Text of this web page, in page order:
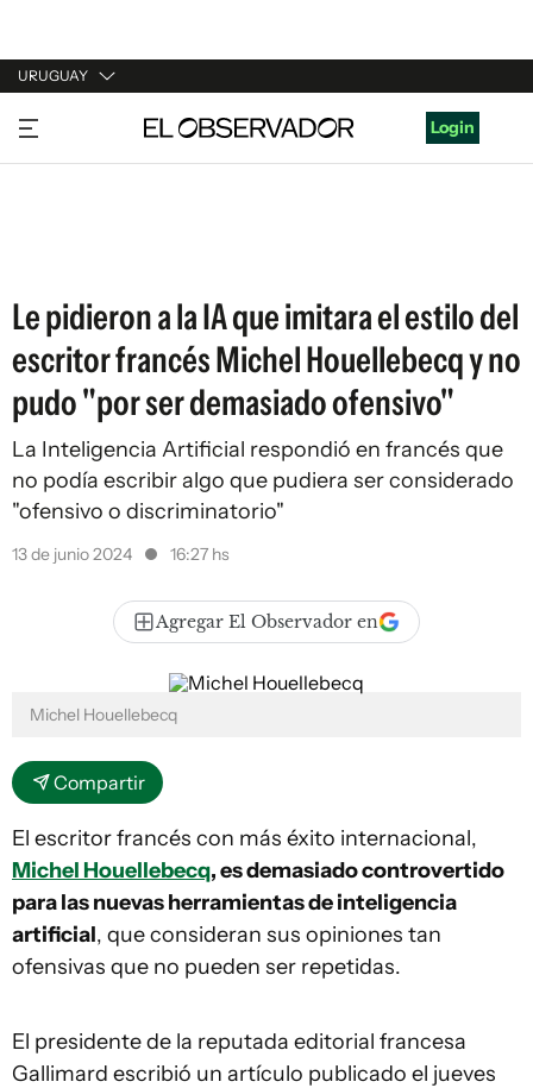
URUGUAY
URUGUAY
ARGENTINA
Login
Le pidieron a la IA que imitara el estilo del
escritor francés Michel Houellebecq y no
pudo "por ser demasiado ofensivo"
La Inteligencia Artificial respondió en francés que
no podía escribir algo que pudiera ser considerado
"ofensivo o discriminatorio"
13 de junio 2024 16:27 hs
Agregar El Observador en
Michel Houellebecq
Compartir
El escritor francés con más éxito internacional,
Michel Houellebecq, es demasiado controvertido
para las nuevas herramientas de inteligencia
artificial, que consideran sus opiniones tan
ofensivas que no pueden ser repetidas.
El presidente de la reputada editorial francesa
Gallimard escribió un artículo publicado el jueves